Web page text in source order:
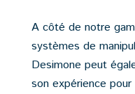
A côté de notre
systèmes de
Desimone peut
son expérience